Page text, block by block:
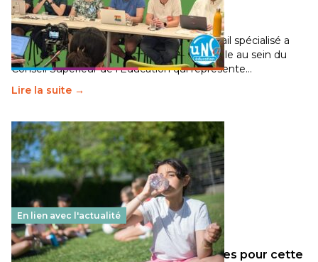
Éducation fait bouger les lignes
30 juin 2026-National
Pendant plusieurs mois, un groupe de travail spécialisé a
travaillé sur la transition écologique de l’Ecole au sein du
Conseil Supérieur de l’Éducation qui représente…
Lire la suite →
En lien avec l'actualité
Les décisions ministérielles attendues pour cette